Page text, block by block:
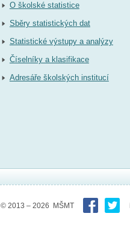
O školské statistice
Sběry statistických dat
Statistické výstupy a analýzy
Číselníky a klasifikace
Adresáře školských institucí
© 2013 – 2026 MŠMT